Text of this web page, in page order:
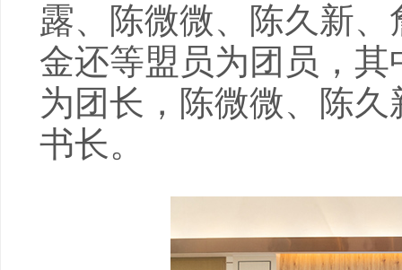
露、陈微微、陈久新
金还等盟员为团员，
为团长，陈微微、陈
书长。